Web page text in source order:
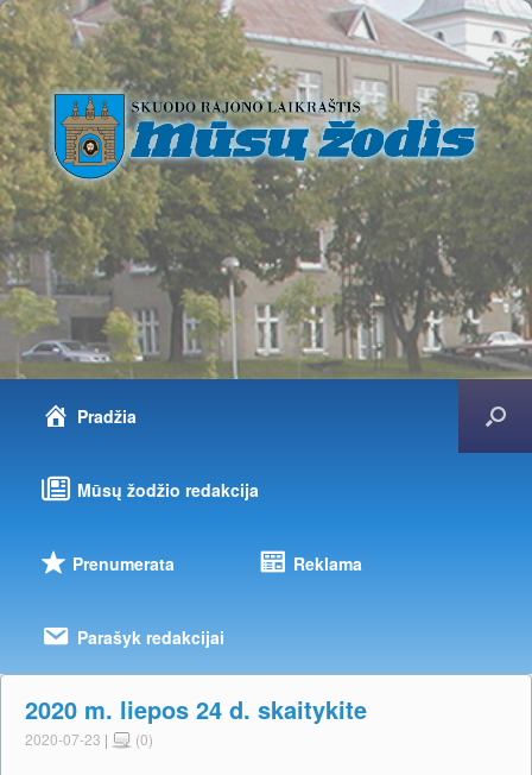
Pradžia
Mūsų žodžio redakcija
Prenumerata Reklama
Parašyk redakcijai
2020 m. liepos 24 d. skaitykite
2020-07-23 | (0)